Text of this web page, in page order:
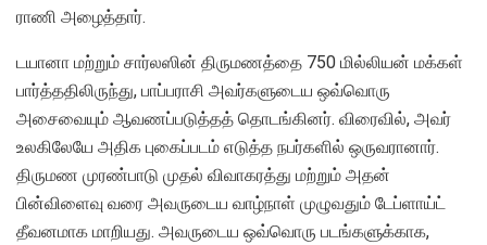
ராணி அழைத்தார்.
டயானா மற்றும் சார்லஸின் திருமணத்தை 750 மில்லியன் மக்கள்
பார்த்ததிலிருந்து, பாப்பராசி அவர்களுடைய ஒவ்வொரு
அசைவையும் ஆவணப்படுத்தத் தொடங்கினர். விரைவில், அவர்
உலகிலேயே அதிக புகைப்படம் எடுத்த நபர்களில் ஒருவரானார்.
திருமண முரண்பாடு முதல் விவாகரத்து மற்றும் அதன்
பின்விளைவு வரை அவருடைய வாழ்நாள் முழுவதும் டேப்ளாய்ட்
தீவனமாக மாறியது. அவருடைய ஒவ்வொரு படங்களுக்காக,